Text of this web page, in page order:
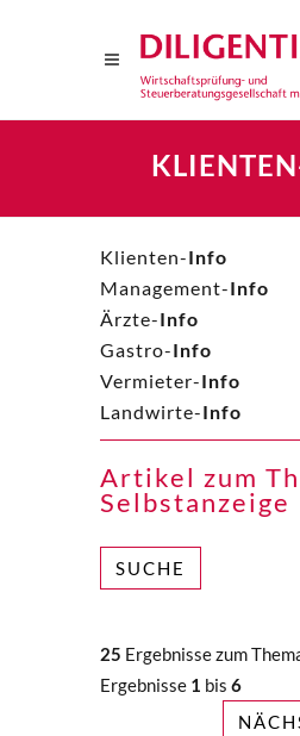
Klienten-Info
Management-Info
Ärzte-Info
Gastro-Info
Vermieter-Info
Landwirte-Info
Artikel zum
Selbstanzeige
SUCHE
25 Ergebnisse zum
Ergebnisse 1 bis 6